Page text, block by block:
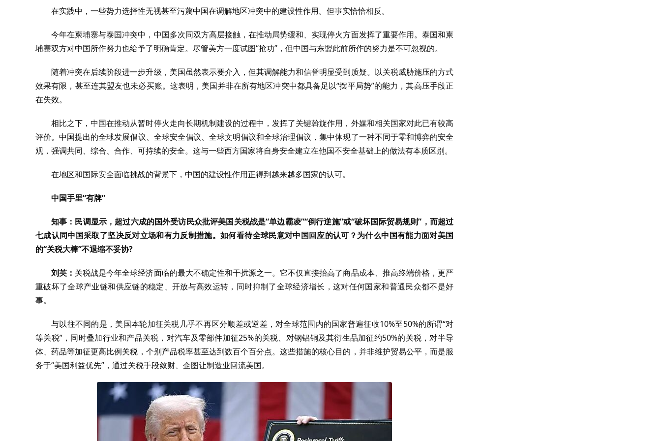
在实践中，一些势力选择性无视甚至污蔑中国在调解地区冲突中的建设性作用。但事实恰恰相反。
今年在柬埔寨与泰国冲突中，中国多次同双方高层接触，在推动局势缓和、实现停火方面发挥了重要作用。泰国和柬
埔寨双方对中国所作努力也给予了明确肯定。尽管美方一度试图“抢功”，但中国与东盟此前所作的努力是不可忽视的。
随着冲突在后续阶段进一步升级，美国虽然表示要介入，但其调解能力和信誉明显受到质疑。以关税威胁施压的方式
效果有限，甚至连其盟友也未必买账。这表明，美国并非在所有地区冲突中都具备足以“摆平局势”的能力，其高压手段正
在失效。
相比之下，中国在推动从暂时停火走向长期机制建设的过程中，发挥了关键斡旋作用，外媒和相关国家对此已有较高
评价。中国提出的全球发展倡议、全球安全倡议、全球文明倡议和全球治理倡议，集中体现了一种不同于零和博弈的安全
观，强调共同、综合、合作、可持续的安全。这与一些西方国家将自身安全建立在他国不安全基础上的做法有本质区别。
在地区和国际安全面临挑战的背景下，中国的建设性作用正得到越来越多国家的认可。
中国手里“有牌”
知事：民调显示，超过六成的国外受访民众批评美国关税战是“单边霸凌”“倒行逆施”或“破坏国际贸易规则”，而超过
七成认同中国采取了坚决反对立场和有力反制措施。如何看待全球民意对中国回应的认可？为什么中国有能力面对美国
的“关税大棒”不退缩不妥协?
刘英： 关税战是今年全球经济面临的最大不确定性和干扰源之一。它不仅直接抬高了商品成本、推高终端价格，更严
重破坏了全球产业链和供应链的稳定、开放与高效运转，同时抑制了全球经济增长，这对任何国家和普通民众都不是好
事。
与以往不同的是，美国本轮加征关税几乎不再区分顺差或逆差，对全球范围内的国家普遍征收10%至50%的所谓“对
等关税”，同时叠加行业和产品关税，对汽车及零部件加征25%的关税、对钢铝铜及其衍生品加征约50%的关税，对半导
体、药品等加征更高比例关税，个别产品税率甚至达到数百个百分点。这些措施的核心目的，并非维护贸易公平，而是服
务于“美国利益优先”，通过关税手段敛财、企图让制造业回流美国。